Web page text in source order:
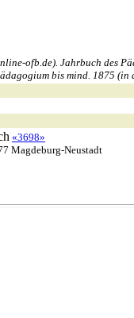
ofb.de). Jahrbuch des
bis mind. 1875 (in
«3698»
Magdeburg-Neustadt